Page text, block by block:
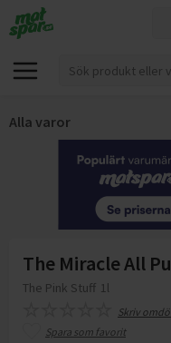
Alla varor
The Miracle All
The Pink Stuff 1l
Skriv
Spara som favorit